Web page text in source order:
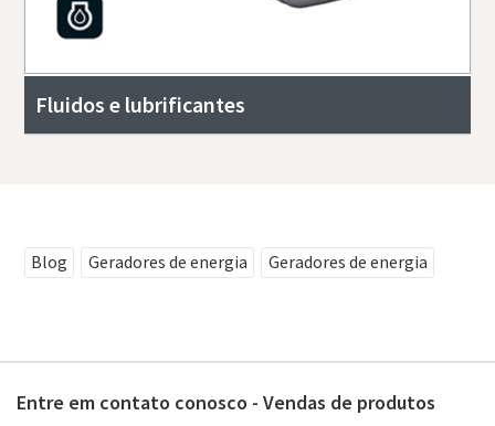
Fluidos e lubrificantes
Blog Geradores de energia Geradores de energia
Entre em contato conosco - Vendas de produtos